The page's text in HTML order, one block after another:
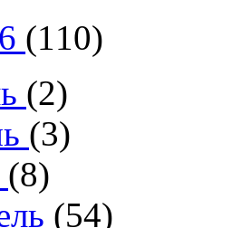
(110)
(2)
(3)
(8)
(54)